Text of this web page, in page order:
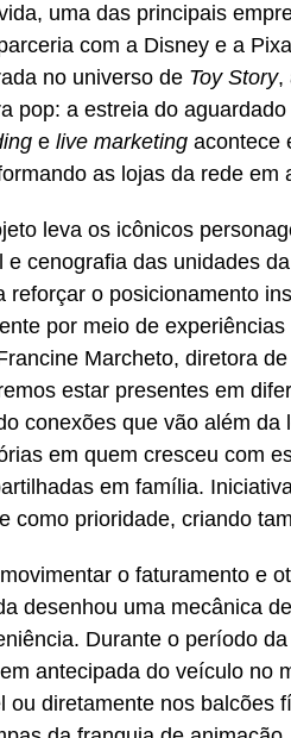
uma das principais
com a Disney e a
no universo de Toy Story,
pop: a estreia do
e live marketing acontece
as lojas da rede em
leva os icônicos
e cenografia das unidades
reforçar o posicionamento
por meio de
Marcheto, diretora
estar presentes em
conexões que vão além
em quem cresceu com
em família.
como prioridade, criando
o faturamento e
desenhou uma mecânica de
Durante o período
antecipada do veículo no
ou diretamente nos balcões